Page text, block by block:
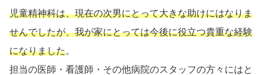
児童精神科は、現在の次男にとって大きな助けにはなりま
せんでしたが、我が家にとっては今後に役立つ貴重な経験
になりました。
担当の医師・看護師・その他病院のスタッフの方々にはと